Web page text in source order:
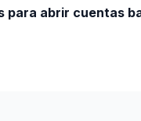
para abrir cuentas